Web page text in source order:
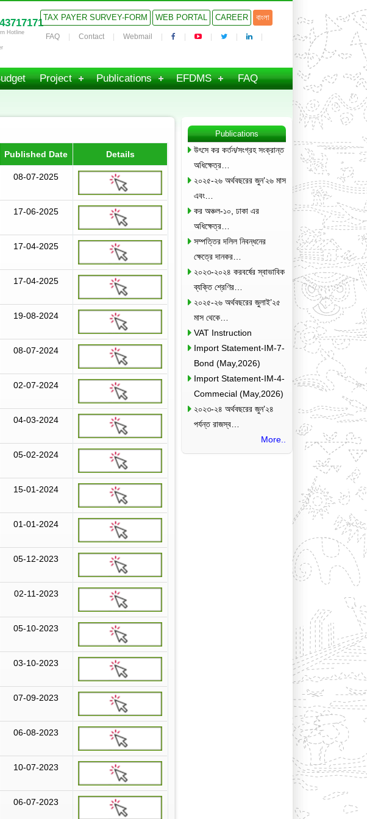
Hotline
TAX PAYER SURVEY-FORM WEB PORTAL CAREER বাংলা
FAQ Contact Webmail
Project Publications EFDMS FAQ
Published Date Details
08-07-2025
17-06-2025
17-04-2025
17-04-2025
19-08-2024
08-07-2024
02-07-2024
04-03-2024
05-02-2024
15-01-2024
01-01-2024
05-12-2023
02-11-2023
05-10-2023
03-10-2023
07-09-2023
06-08-2023
10-07-2023
06-07-2023
Publications
উৎসে কর কর্তন/সংগ্রহ সংক্রান্ত
অধিক্ষেত্র…
২০২৫-২৬ অর্থবছরের জুন’২৬ মাস
এবং…
কর অঞ্চল-১০, ঢাকা এর
অধিক্ষেত্র…
সম্পত্তির দলিল নিবন্ধনের
ক্ষেত্রে দানকর…
২০২৩-২০২৪ করবর্ষের স্বাভাবিক
ব্যক্তি শ্রেণির…
২০২৫-২৬ অর্থবছরের জুলাই’২৫
মাস থেকে…
VAT Instruction
Import Statement-IM-7-
Bond (May,2026)
Import Statement-IM-4-
Commecial (May,2026)
২০২৩-২৪ অর্থবছরের জুন’২৪
পর্যন্ত রাজস্ব…
More..